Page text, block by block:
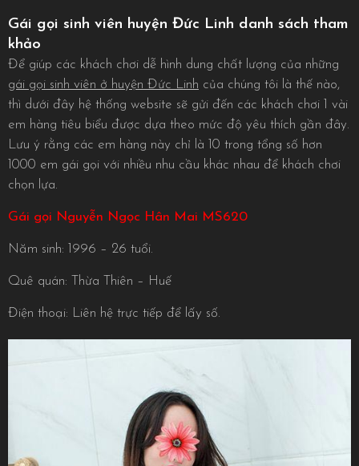
Gái gọi sinh viên huyện Đức Linh danh sách tham
khảo
Để giúp các khách chơi dễ hình dung chất lượng của những
gái gọi sinh viên ở huyện Đức Linh của chúng tôi là thế nào,
thì dưới đây hệ thống website sẽ gửi đến các khách chơi 1 vài
em hàng tiêu biểu được dựa theo mức độ yêu thích gần đây.
Lưu ý rằng các em hàng này chỉ là 10 trong tổng số hơn
1000 em gái gọi với nhiều nhu cầu khác nhau để khách chơi
chọn lựa.
Gái gọi Nguyễn Ngọc Hân Mai MS620
Năm sinh: 1996 – 26 tuổi.
Quê quán: Thừa Thiên – Huế
Điện thoại: Liên hệ trực tiếp để lấy số.